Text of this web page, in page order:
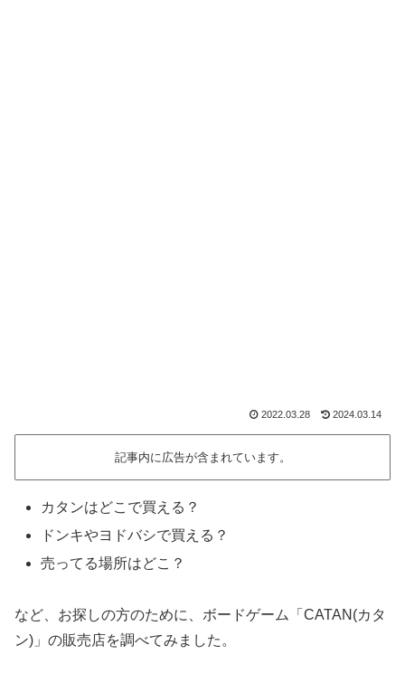
2022.03.28 2024.03.14
記事内に広告が含まれています。
カタンはどこで買える？
ドンキやヨドバシで買える？
売ってる場所はどこ？
など、お探しの方のために、ボードゲーム「CATAN(カタ
ン)」の販売店を調べてみました。